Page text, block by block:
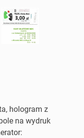
hologram z
na wydruk